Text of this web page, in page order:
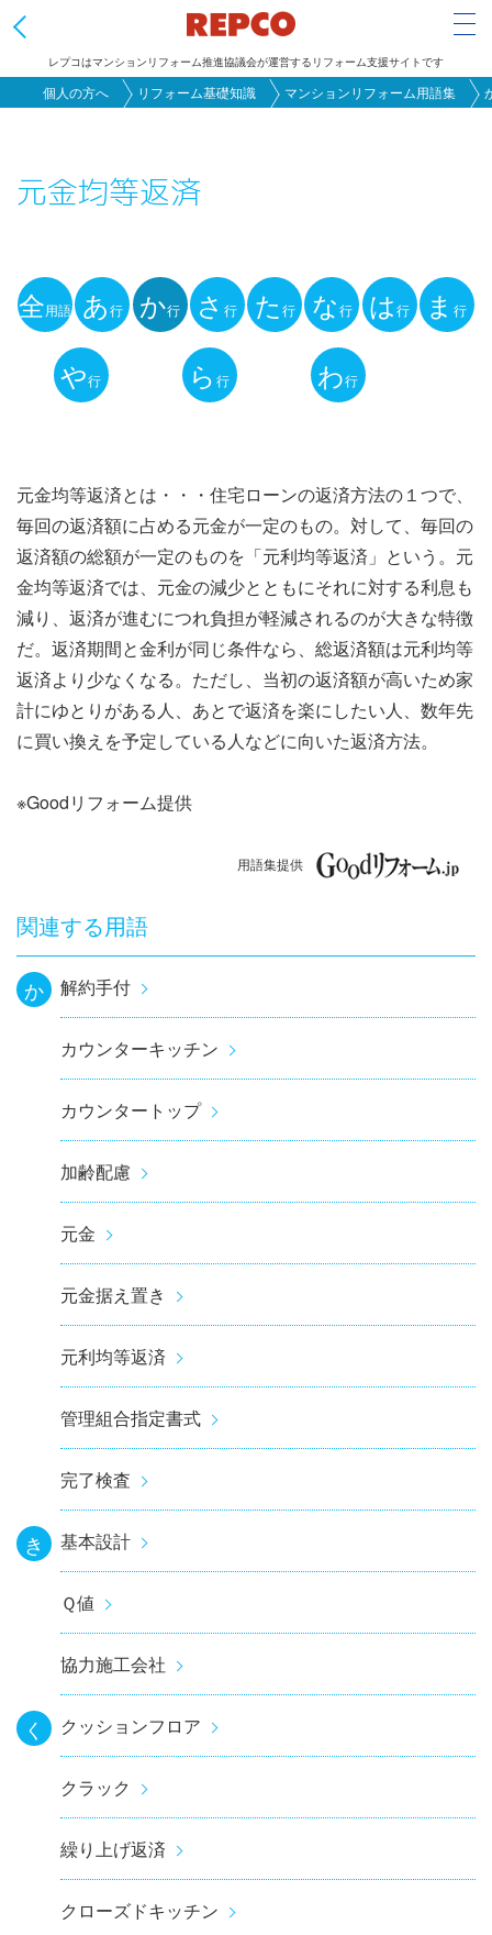
レプコはマンションリフォーム推進協議会が運営するリフォーム支援サイトです
個人の方へ リフォーム基礎知識 マンションリフォーム用語集
元金均等返済
用
ナ
ビ
ゲ
ー
シ
ョ
ン
全用語 あ行 か行 さ行 た 行 な行 は行 ま行
や行 ら 行 わ行
元金均等返済とは・・・住宅ローンの返済方法の１つで、
毎回の返済額に占める元金が一定のもの。対して、毎回の
返済額の総額が一定のものを「元利均等返済」という。元
金均等返済では、元金の減少とともにそれに対する利息も
減り、返済が進むにつれ負担が軽減されるのが大きな特徴
だ。返済期間と金利が同じ条件なら、総返済額は元利均等
返済より少なくなる。ただし、当初の返済額が高いため家
計にゆとりがある人、あとで返済を楽にしたい人、数年先
に買い換えを予定している人などに向いた返済方法。
※Goodリフォーム提供
用語集提供
関連する用語
か 解約手付
カウンターキッチン
カウンタートップ
加齢配慮
元金
元金据え置き
元利均等返済
管理組合指定書式
完了検査
き 基本設計
Ｑ値
協力施工会社
く クッションフロア
クラック
繰り上げ返済
クローズドキッチン